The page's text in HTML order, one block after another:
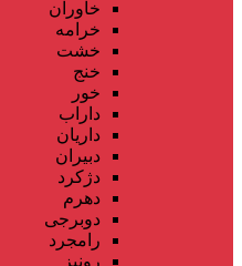
خاوران
خرامه
خشت
خنج
خور
داراب
داریان
دبیران
دژکرد
دهرم
دوبرجی
رامجرد
رونیز